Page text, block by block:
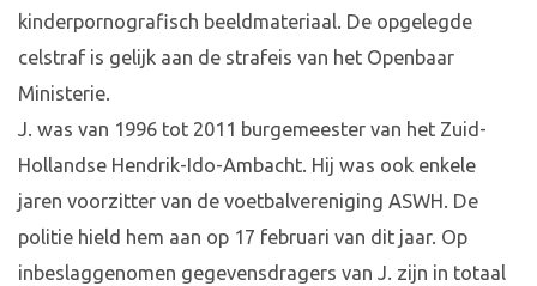
kinderpornografisch beeldmateriaal. De opgelegde
celstraf is gelijk aan de strafeis van het Openbaar
Ministerie.
J. was van 1996 tot 2011 burgemeester van het Zuid-
Hollandse Hendrik-Ido-Ambacht. Hij was ook enkele
jaren voorzitter van de voetbalvereniging ASWH. De
politie hield hem aan op 17 februari van dit jaar. Op
inbeslaggenomen gegevensdragers van J. zijn in totaal